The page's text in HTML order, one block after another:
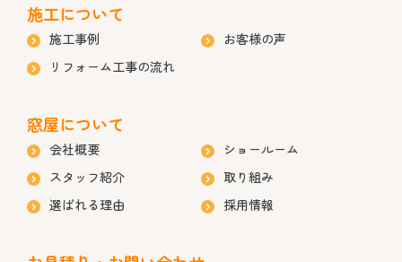
施工について
施工事例
お客様の声
リフォーム工事の流れ
窓屋について
会社概要
ショールーム
スタッフ紹介
取り組み
選ばれる理由
採用情報